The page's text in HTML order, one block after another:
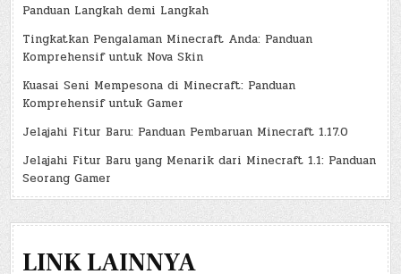
Panduan Langkah demi Langkah
Tingkatkan Pengalaman Minecraft Anda: Panduan
Komprehensif untuk Nova Skin
Kuasai Seni Mempesona di Minecraft: Panduan
Komprehensif untuk Gamer
Jelajahi Fitur Baru: Panduan Pembaruan Minecraft 1.17.0
Jelajahi Fitur Baru yang Menarik dari Minecraft 1.1: Panduan
Seorang Gamer
LINK LAINNYA